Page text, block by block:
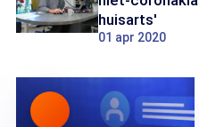
huisarts'
01 apr 2020